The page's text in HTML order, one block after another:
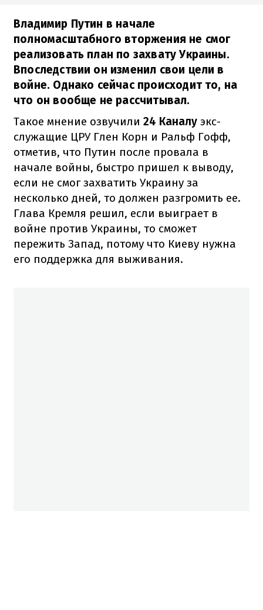
Владимир Путин в начале
полномасштабного вторжения не смог
реализовать план по захвату Украины.
Впоследствии он изменил свои цели в
войне. Однако сейчас происходит то, на
что он вообще не рассчитывал.
Такое мнение озвучили 24 Каналу экс-
служащие ЦРУ Глен Корн и Ральф Гофф,
отметив, что Путин после провала в
начале войны, быстро пришел к выводу,
если не смог захватить Украину за
несколько дней, то должен разгромить ее.
Глава Кремля решил, если выиграет в
войне против Украины, то сможет
пережить Запад, потому что Киеву нужна
его поддержка для выживания.